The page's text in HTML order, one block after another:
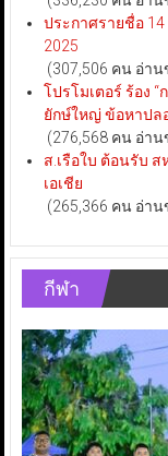
ประกาศรายชื่อ
2025
(307,506 คน อ่า
โปรโมเตอร์ ร้อง
ยักษ์ใหญ่ ข้อหาปล
(276,568 คน อ่า
ส.เรือใบ ต้อนรับ
เอเชีย
(265,366 คน อ่า
กีฬา